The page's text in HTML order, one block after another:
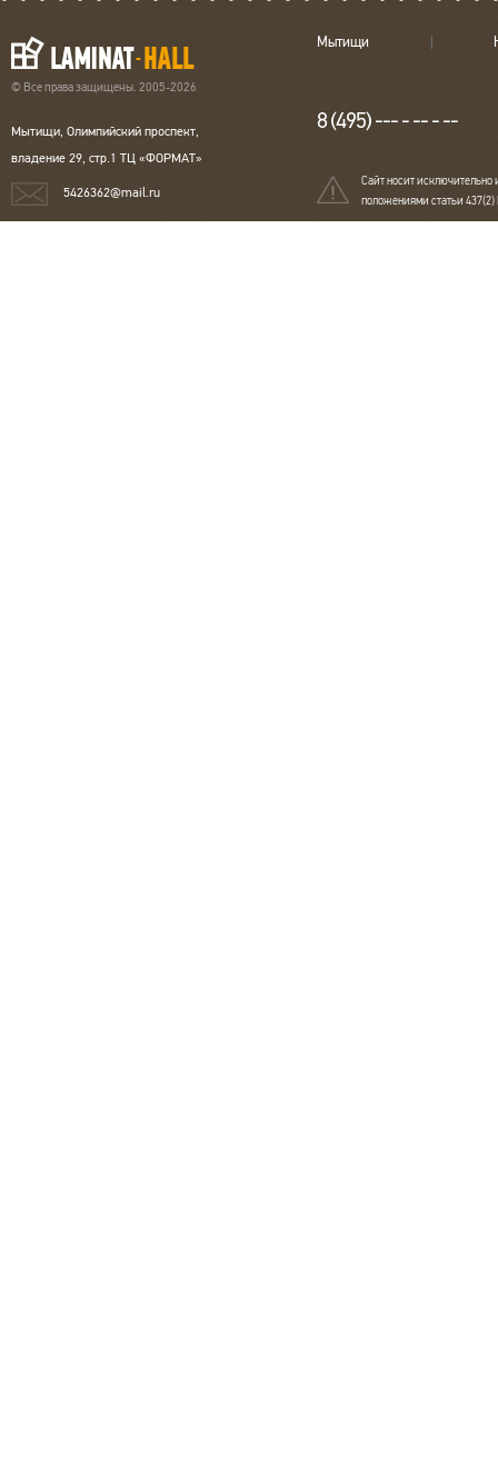
© Все права защищены. 2005-2026
Мытищи, Олимпийский проспект,
владение 29, стр.1 ТЦ «ФОРМАТ»
5426362@mail.ru
Мытищи
8 (495) --- - -- - --
Сайт носит исключительно
положениями статьи